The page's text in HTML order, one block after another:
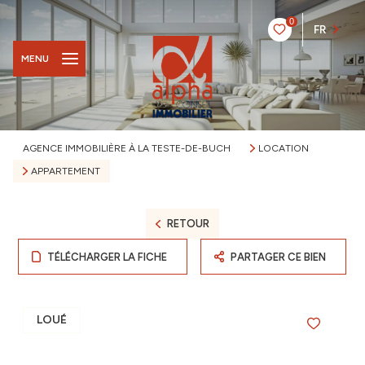
0
FR
MENU
AGENCE IMMOBILIÈRE À LA TESTE-DE-BUCH
LOCATION
APPARTEMENT
RETOUR
TÉLÉCHARGER LA FICHE PARTAGER CE BIEN
LOUÉ